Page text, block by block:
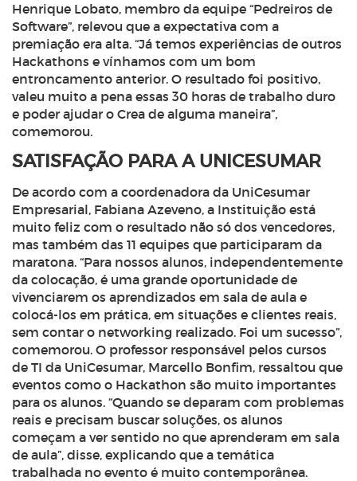
Henrique Lobato, membro da equipe “Pedreiros de
Software”, relevou que a expectativa com a
premiação era alta. “Já temos experiências de outros
Hackathons e vínhamos com um bom
entroncamento anterior. O resultado foi positivo,
valeu muito a pena essas 30 horas de trabalho duro
e poder ajudar o Crea de alguma maneira”,
comemorou.
SATISFAÇÃO PARA A UNICESUMAR
De acordo com a coordenadora da UniCesumar
Empresarial, Fabiana Azeveno, a Instituição está
muito feliz com o resultado não só dos vencedores,
mas também das 11 equipes que participaram da
maratona. “Para nossos alunos, independentemente
da colocação, é uma grande oportunidade de
vivenciarem os aprendizados em sala de aula e
colocá-los em prática, em situações e clientes reais,
sem contar o networking realizado. Foi um sucesso”,
comemorou. O professor responsável pelos cursos
de TI da UniCesumar, Marcello Bonfim, ressaltou que
eventos como o Hackathon são muito importantes
para os alunos. “Quando se deparam com problemas
reais e precisam buscar soluções, os alunos
começam a ver sentido no que aprenderam em sala
de aula”, disse, explicando que a temática
trabalhada no evento é muito contemporânea.